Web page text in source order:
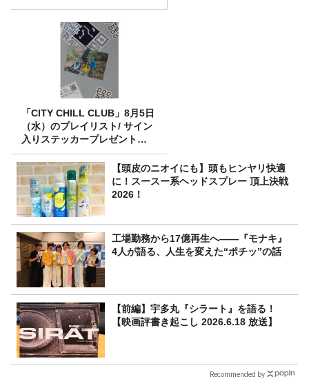
「CITY CHILL CLUB」8月5日
（水）のプレイリスト/ サイン
入りステッカープレゼント有
り
【頭皮のニオイにも】頭もヒンヤリ快適
に！スースー系ヘッドスプレー 頂上決戦
2026！
工場勤務から17億再生へ——『モナキ』
4人が語る、人生を変えた“ポチッ”の話
【前編】宇多丸『シラート』を語る！
【映画評書き起こし 2026.6.18 放送】
Recommended by